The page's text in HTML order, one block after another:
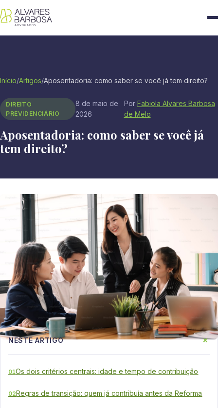
Início/Artigos/Aposentadoria: como saber se você já tem direito?
DIREITO
PREVIDENCIÁRIO
8 de maio de
2026
Por Fabiola Alvares Barbosa
de Melo
Aposentadoria: como saber se você já
tem direito?
NESTE ARTIGO +
01Os dois critérios centrais: idade e tempo de contribuição
02Regras de transição: quem já contribuía antes da Reforma